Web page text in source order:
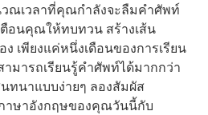
ณเวลาที่คุณกำลังจะลืมคำศัพท์
ตือนคุณให้ทบทวน สร้างเส้น
เพียงแค่หนึ่งเดือนของการเรียน
มารถเรียนรู้คำศัพท์ได้มากกว่า
ทนาแบบง่ายๆ ลองสัมผัส
ษาอังกฤษของคุณวันนี้กับ